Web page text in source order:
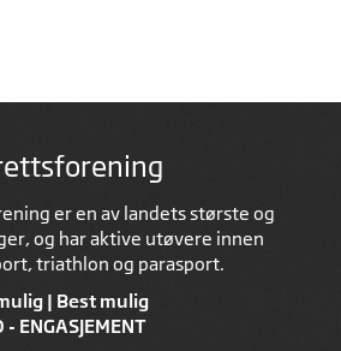
er en av landets største og
og har aktive utøvere innen
triathlon og parasport.
| Best mulig
- ENGASJEMENT